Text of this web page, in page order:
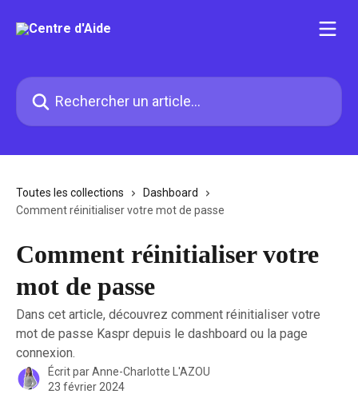
Rechercher un article...
Toutes les collections
Dashboard
Comment réinitialiser votre mot de passe
Comment réinitialiser votre
mot de passe
Dans cet article, découvrez comment réinitialiser votre
mot de passe Kaspr depuis le dashboard ou la page
connexion.
Écrit parAnne-Charlotte L'AZOU
23 février 2024